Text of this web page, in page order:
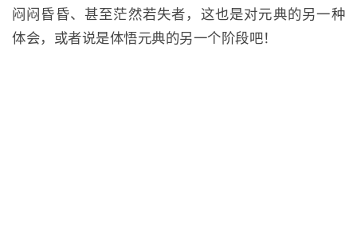
闷闷昏昏、甚至茫然若失者，这也是对元典的另一种
体会，或者说是体悟元典的另一个阶段吧！